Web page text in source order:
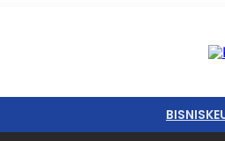
BISNIS